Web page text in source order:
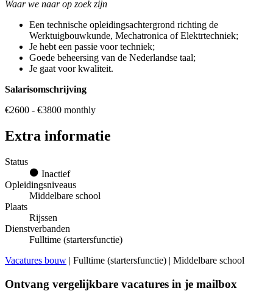
Waar we naar op zoek zijn
Een technische opleidingsachtergrond richting de
Werktuigbouwkunde, Mechatronica of Elektrtechniek;
Je hebt een passie voor techniek;
Goede beheersing van de Nederlandse taal;
Je gaat voor kwaliteit.
Salarisomschrijving
€2600 - €3800 monthly
Extra informatie
Status
Inactief
Opleidingsniveaus
Middelbare school
Plaats
Rijssen
Dienstverbanden
Fulltime (startersfunctie)
Vacatures bouw | Fulltime (startersfunctie) | Middelbare school
Ontvang vergelijkbare vacatures in je mailbox